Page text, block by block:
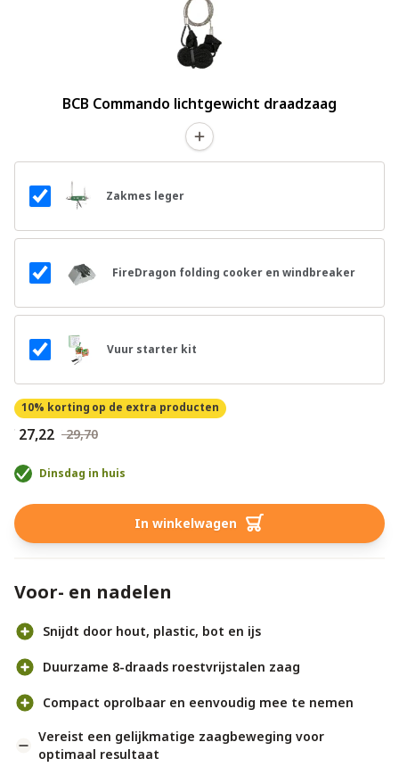
BCB Commando lichtgewicht draadzaag
Zakmes leger
FireDragon folding cooker en windbreaker
Vuur starter kit
10% korting op de extra producten
€ 27,22 € 29,70
Dinsdag in huis
In winkelwagen
Voor- en nadelen
Snijdt door hout, plastic, bot en ijs
Duurzame 8-draads roestvrijstalen zaag
Compact oprolbaar en eenvoudig mee te nemen
Vereist een gelijkmatige zaagbeweging voor
optimaal resultaat